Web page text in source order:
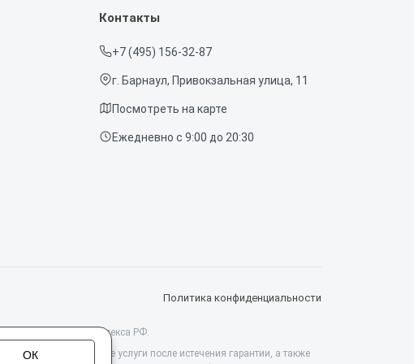
Контакты
+7 (495) 156-32-87
г. Барнаул, Привокзальная улица, 11
Посмотреть на карте
Ежедневно с 9:00 до 20:30
Политика конфиденциальности
437 Гражданского кодекса РФ.
профессиональные услуги после истечения гарантии, а также
ОК